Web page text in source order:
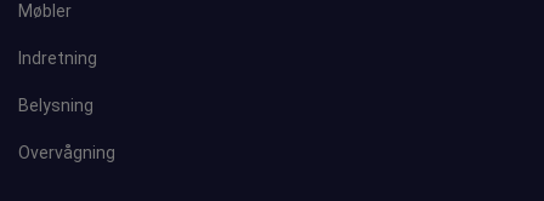
Møbler
Indretning
Belysning
Overvågning